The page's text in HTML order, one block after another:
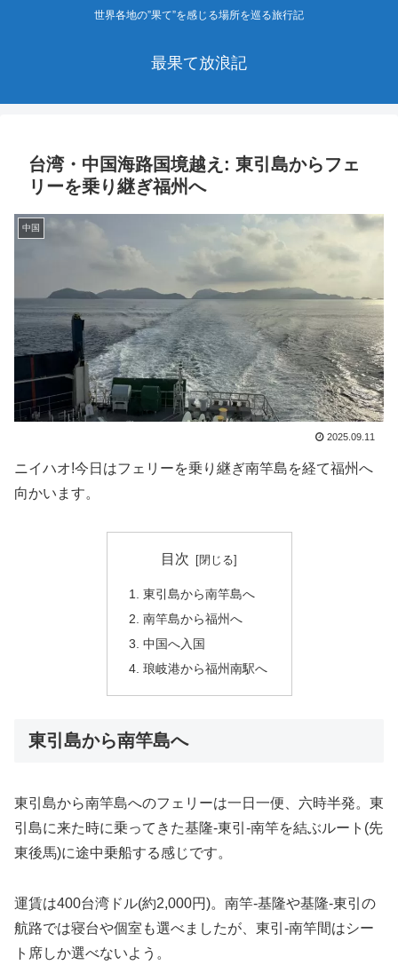
世界各地の”果て”を感じる場所を巡る旅行記
最果て放浪記
台湾・中国海路国境越え: 東引島からフェ
リーを乗り継ぎ福州へ
中国
2025.09.11
ニイハオ!今日はフェリーを乗り継ぎ南竿島を経て福州へ
向かいます。
目次
東引島から南竿島へ
南竿島から福州へ
中国へ入国
琅岐港から福州南駅へ
東引島から南竿島へ
東引島から南竿島へのフェリーは一日一便、六時半発。東
引島に来た時に乗ってきた基隆-東引-南竿を結ぶルート(先
東後馬)に途中乗船する感じです。
運賃は400台湾ドル(約2,000円)。南竿-基隆や基隆-東引の
航路では寝台や個室も選べましたが、東引-南竿間はシー
ト席しか選べないよう。